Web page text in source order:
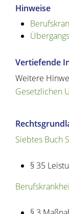
Hinweise
Vertiefende
Weitere
Gesetzlichen
Siebtes Buch
§ 35